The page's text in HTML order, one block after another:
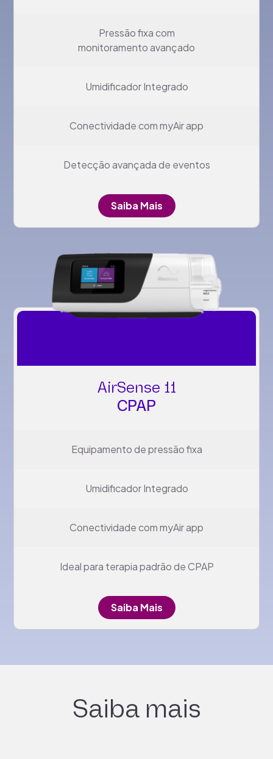
Pressão fixa com
monitoramento avançado
Umidificador Integrado
Conectividade com myAir app
Detecção avançada de eventos
Saiba Mais
AirSense 11
CPAP
Equipamento de pressão fixa
Umidificador Integrado
Conectividade com myAir app
Ideal para terapia padrão de CPAP
Saiba Mais
Saiba mais